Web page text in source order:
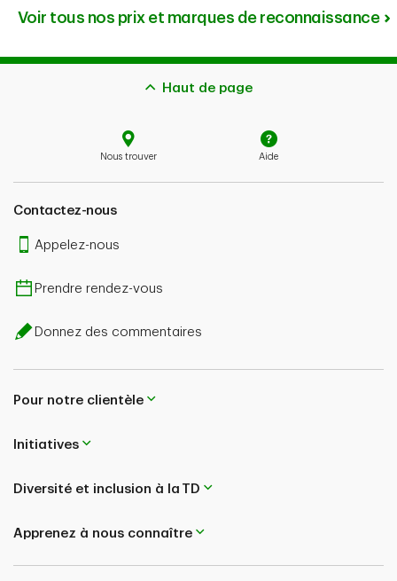
Voir tous nos prix et marques de reconnaissance
Haut de page
Nous trouver Aide
Contactez-nous
Appelez-nous
Prendre rendez-vous
Donnez des commentaires
Pour notre clientèle
Initiatives
Diversité et inclusion à la TD
Apprenez à nous connaître